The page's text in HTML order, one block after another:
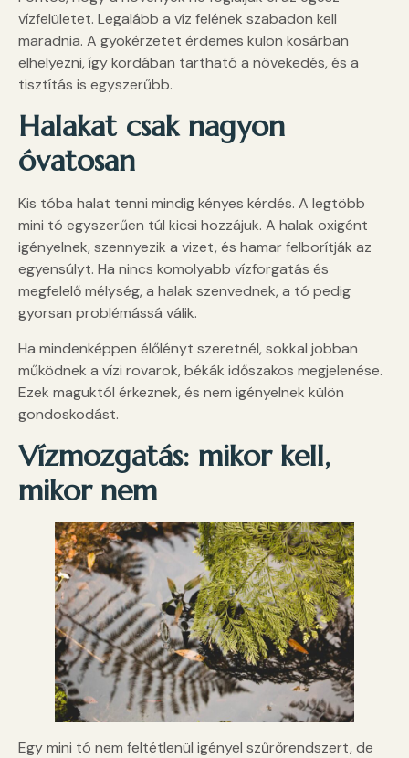
vízfelületet. Legalább a víz felének szabadon kell
maradnia. A gyökérzetet érdemes külön kosárban
elhelyezni, így kordában tartható a növekedés, és a
tisztítás is egyszerűbb.
Halakat csak nagyon
óvatosan
Kis tóba halat tenni mindig kényes kérdés. A legtöbb
mini tó egyszerűen túl kicsi hozzájuk. A halak oxigént
igényelnek, szennyezik a vizet, és hamar felborítják az
egyensúlyt. Ha nincs komolyabb vízforgatás és
megfelelő mélység, a halak szenvednek, a tó pedig
gyorsan problémássá válik.
Ha mindenképpen élőlényt szeretnél, sokkal jobban
működnek a vízi rovarok, békák időszakos megjelenése.
Ezek maguktól érkeznek, és nem igényelnek külön
gondoskodást.
Vízmozgatás: mikor kell,
mikor nem
Egy mini tó nem feltétlenül igényel szűrőrendszert, de